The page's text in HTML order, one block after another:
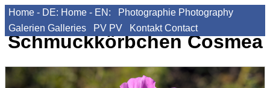
Home - DE: Home - EN: Photographie Photography
Galerien Galleries PV PV Kontakt Contact
SchmuckkörbchenCosmea